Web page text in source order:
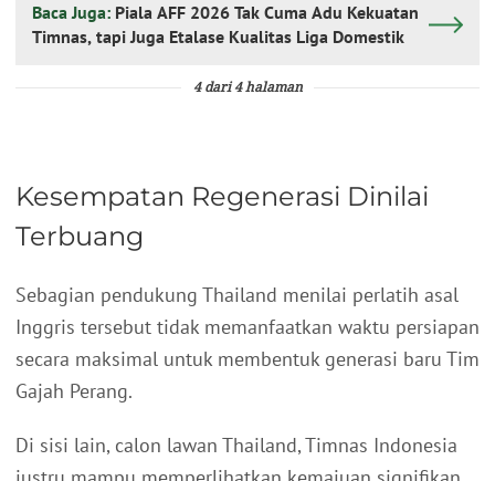
Baca Juga: Piala AFF 2026 Tak Cuma Adu Kekuatan
Timnas, tapi Juga Etalase Kualitas Liga Domestik
4 dari 4 halaman
Kesempatan Regenerasi Dinilai
Terbuang
Sebagian pendukung Thailand menilai perlatih asal
Inggris tersebut tidak memanfaatkan waktu persiapan
secara maksimal untuk membentuk generasi baru Tim
Gajah Perang.
Di sisi lain, calon lawan Thailand, Timnas Indonesia